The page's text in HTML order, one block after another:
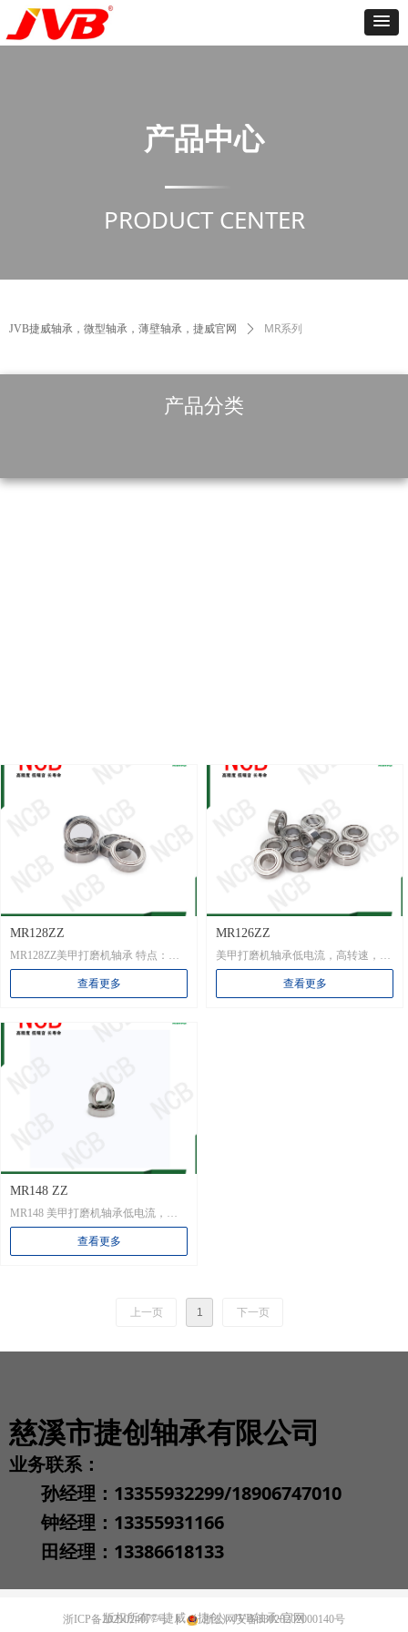
产品分类
产品中心
PRODUCT CENTER
JVB捷威轴承，微型轴承，薄壁轴承，捷威官网 ꄲ MR系列
MR128ZZ
MR128ZZ美甲打磨机轴承 特点：低
电流，高转速，不发烫，长寿命
查看更多
MR126ZZ
美甲打磨机轴承低电流，高转速，不
发烫，长寿命
查看更多
MR148 ZZ
MR148 美甲打磨机轴承低电流，高
转速，不发烫，长寿命
查看更多
上一页 1 下一页
版权所有© 捷威（捷创）JVB轴承-官网
慈溪市捷创轴承有限公司
业务联系：
孙经理：13355932299/18906747010
钟经理：13355931166
田经理：13386618133
浙ICP备2021024077号 浙公网安备33028202000140号